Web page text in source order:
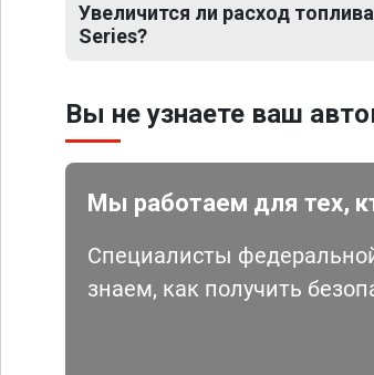
Увеличится ли расход
Series?
Вы не узнаете ваш
Мы работаем для тех,
Специалисты
знаем, как получить